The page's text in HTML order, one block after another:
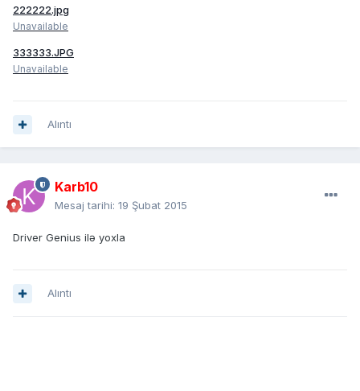
222222.jpg
Unavailable
333333.JPG
Unavailable
Alıntı
Karb10
Mesaj tarihi: 19 Şubat 2015
Driver Genius ilə yoxla
Alıntı